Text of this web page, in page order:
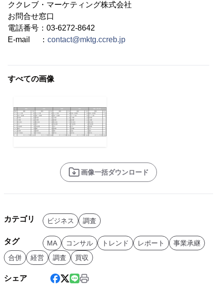
ククレブ・マーケティング株式会社
お問合せ窓口
電話番号：03-6272-8642
E-mail ： contact@mktg.ccreb.jp
すべての画像
画像一括ダウンロード
カテゴリ ビジネス 調査
タグ MA コンサル トレンド レポート
事業承継
合併
経営 調査 買収
シェア